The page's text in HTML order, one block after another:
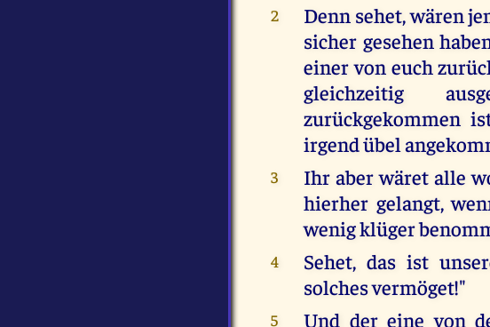
2
Denn sehet, wären
sicher gesehen
einer von euch
gleichzeitig
zurückgekommen
irgend übel
3
Ihr aber wäret alle
hierher gelangt,
wenig klüger
4
Sehet, das ist
solches vermöget!"
5
Und der eine von